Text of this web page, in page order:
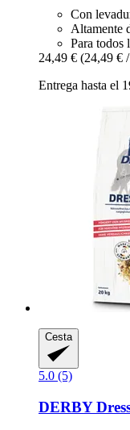
Con
Altamente
Para todos
24,49 € (24,49 €
Entrega hasta el
Cesta
5.0 (5)
DERBY